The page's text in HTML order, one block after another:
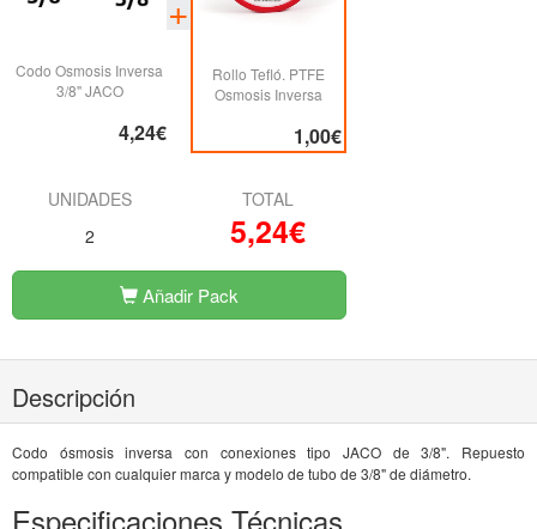
Codo Osmosis Inversa
3/8" JACO
4,24€
Rollo Tefló. PTFE
Osmosis Inversa
1,00€
UNIDADES
TOTAL
2
5,24€
Añadir Pack
Descripción
Codo ósmosis inversa con conexiones tipo JACO de 3/8". Repuesto
compatible con cualquier marca y modelo de tubo de 3/8" de diámetro.
Especificaciones Técnicas